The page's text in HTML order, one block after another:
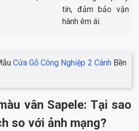
tín, đảm bảo vận
hành êm ái.
Cửa Gỗ Công Nghiệp 2 CánhBền
vân Sapele: Tại sao
so với ảnh mạng?